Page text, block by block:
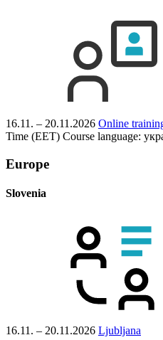
16.11. – 20.11.2026 Online
Time (EET) Course language:
Europe
Slovenia
16.11. – 20.11.2026 Ljubljana